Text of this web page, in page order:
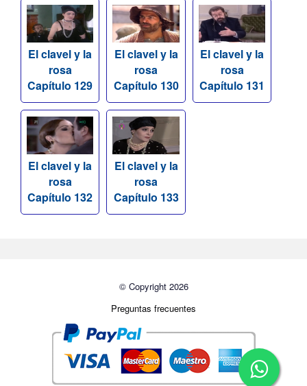
El clavel y la
rosa
Capítulo 129
El clavel y la
rosa
Capítulo 130
El clavel y la
rosa
Capítulo 131
El clavel y la
rosa
Capítulo 132
El clavel y la
rosa
Capítulo 133
© Copyright 2026
Preguntas frecuentes